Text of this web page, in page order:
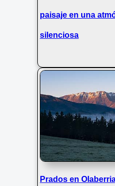
paisaje en una
silenciosa
Prados en